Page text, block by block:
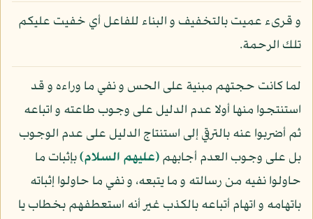
و قرىء عميت بالتخفيف و البناء للفاعل أي خفيت عليكم
تلك الرحمة.
لما كانت حجتهم مبنية على الحس و نفي ما وراءه و قد
استنتجوا منها أولا عدم الدليل على وجوب طاعته و اتباعه
ثم أضربوا عنه بالترقي إلى استنتاج الدليل على عدم الوجوب
بل على وجوب العدم أجابهم(عليهم السلام)بإثبات ما
حاولوا نفيه من رسالته و ما يتبعه، و نفي ما حاولوا إثباته
باتهامه و اتهام أتباعه بالكذب غير أنه استعطفهم بخطاب يا